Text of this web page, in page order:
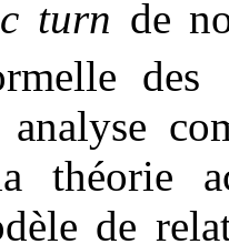
turn de
des
théorie
de